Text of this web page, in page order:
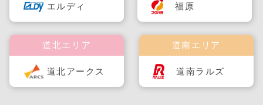
エルディ
道南エリア
道南ラルズ
道北エリア
道北アークス
福原